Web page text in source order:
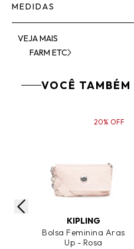
MEDIDAS
VEJA MAIS
FARM ETC
VOCÊ
KIPLING
Bolsa Feminina Aras
Up - Rosa
20% OFF